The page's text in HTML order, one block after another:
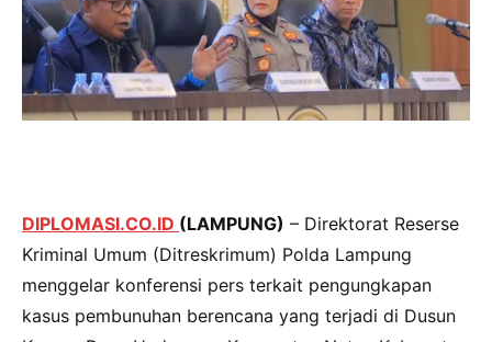
DIPLOMASI.CO.ID (LAMPUNG) – Direktorat Reserse
Kriminal Umum (Ditreskrimum) Polda Lampung
menggelar konferensi pers terkait pengungkapan
kasus pembunuhan berencana yang terjadi di Dusun